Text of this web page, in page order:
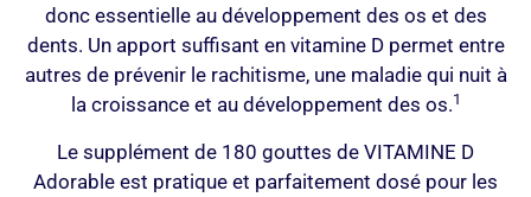
donc essentielle au développement des os et des
dents. Un apport suffisant en vitamine D permet entre
autres de prévenir le rachitisme, une maladie qui nuit à
la croissance et au développement des os.1
Le supplément de 180 gouttes de VITAMINE D
Adorable est pratique et parfaitement dosé pour les